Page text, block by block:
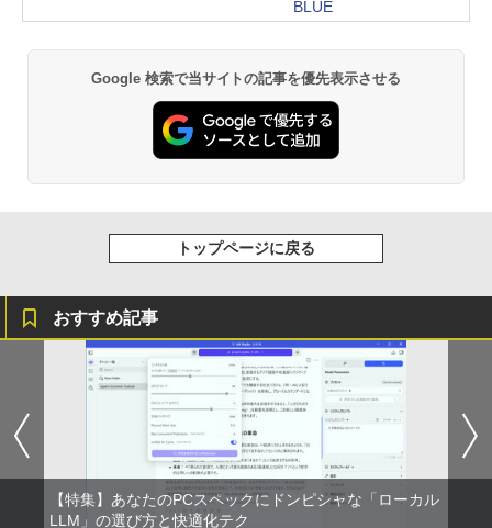
BLUE
Google 検索で当サイトの記事を優先表示させる
トップページに戻る
おすすめ記事
【特集】あなたのPCスペックにドンピシャな「ローカル
LLM」の選び方と快適化テク